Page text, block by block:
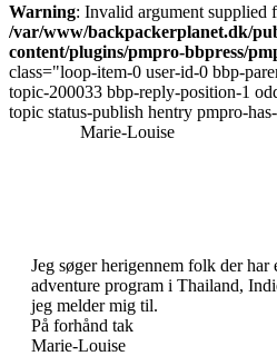
Warning: Invalid argument supplied
/var/www/backpackerplanet.dk/
content/plugins/pmpro-bbpress/
class="loop-item-0 user-id-0 bbp-
topic-200033 bbp-reply-position-1
topic status-publish hentry pmpro-
Marie-Louise
Jeg søger herigennem folk der har
adventure program i Thailand,
jeg melder mig til.
På forhånd tak
Marie-Louise